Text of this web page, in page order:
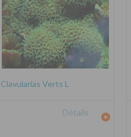
Clavularias Verts L
Détails